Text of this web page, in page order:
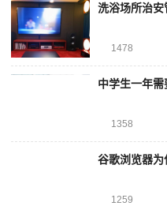
洗浴场所治
1478
中学生一年
1358
谷歌浏览器为
1259